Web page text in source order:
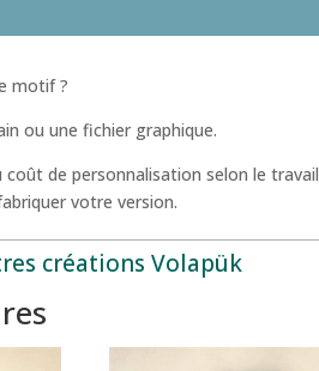
motif ?
ou une fichier graphique.
de personnalisation selon le travail
votre version.
créations Volapük